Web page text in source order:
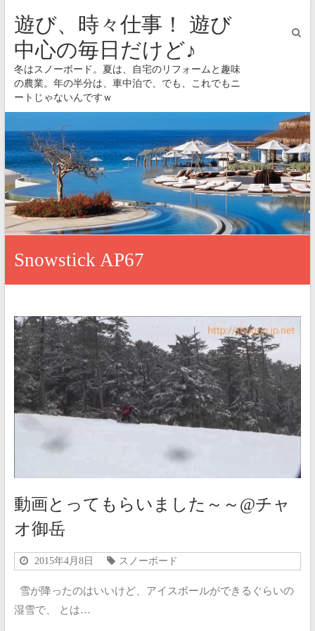
遊び、時々仕事！ 遊び
中心の毎日だけど♪
冬はスノーボード。夏は、自宅のリフォームと趣味
の農業。年の半分は、車中泊で、でも、これでもニ
ートじゃないんですｗ
Snowstick AP67
動画とってもらいました～～@チャ
オ御岳
2015年4月8日 スノーボード
雪が降ったのはいいけど、アイスボールができるぐらいの
湿雪で、 とは…